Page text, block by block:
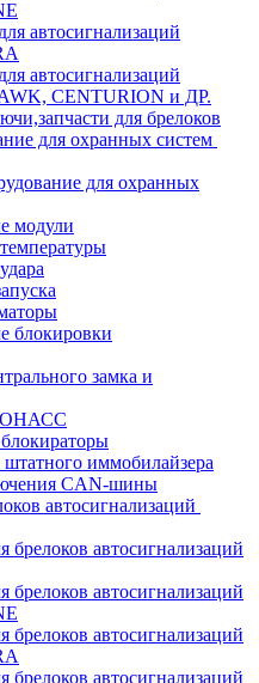
автосигнализаций
автосигнализаций
CENTURION и ДР.
для брелоков
для охранных систем
для охранных
модули
блокировки
замка и
иммобилайзера
CAN-шины
автосигнализаций
брелоков автосигнализаций
брелоков автосигнализаций
брелоков автосигнализаций
брелоков автосигнализаций